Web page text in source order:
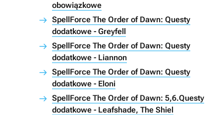
obowiązkowe
SpellForce The Order of Dawn: Questy
dodatkowe - Greyfell
SpellForce The Order of Dawn: Questy
dodatkowe - Liannon
SpellForce The Order of Dawn: Questy
dodatkowe - Eloni
SpellForce The Order of Dawn: 5,6.Questy
dodatkowe - Leafshade, The Shiel